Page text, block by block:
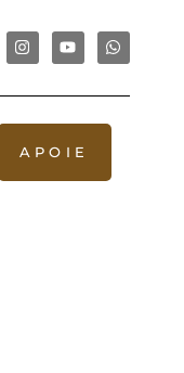
APOIE